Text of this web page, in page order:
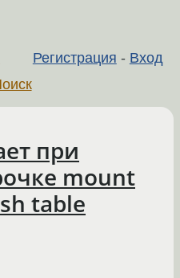
Регистрация - Вход
при
mount
table